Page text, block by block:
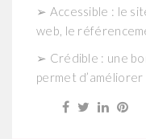
➢ Accessible : le
web, le
➢ Crédible : une
permet